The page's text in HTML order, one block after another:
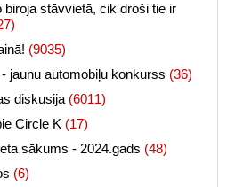
biroja stāvvietā, cik droši tie ir
(9035)
jaunu automobiļu konkurss (36)
diskusija (6011)
Circle K (17)
sākums - 2024.gads (48)
(6)